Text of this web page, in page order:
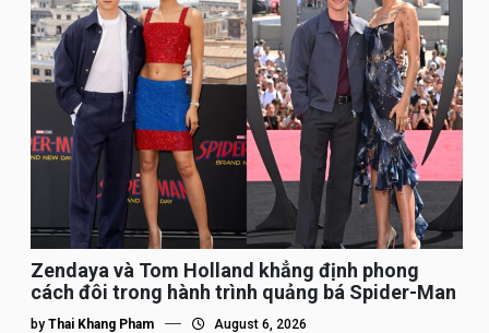
Zendaya và Tom Holland khẳng định phong
cách đôi trong hành trình quảng bá Spider-Man
by Thai Khang Pham August 6, 2026